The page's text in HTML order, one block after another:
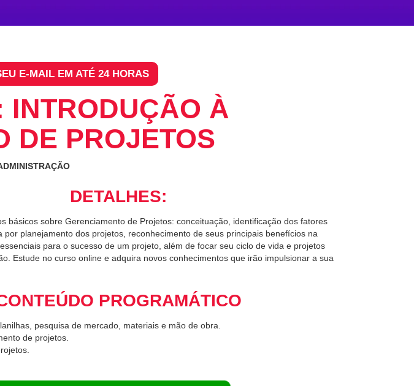
E-MAIL EM ATÉ 24 HORAS
INTRODUÇÃO À
DE PROJETOS
DETALHES:
básicos sobre Gerenciamento de Projetos: conceituação, identificação dos fatores
por planejamento dos projetos, reconhecimento de seus principais benefícios na
para o sucesso de um projeto, além de focar seu ciclo de vida e projetos
Estude no curso online e adquira novos conhecimentos que irão impulsionar a sua
PROGRAMÁTICO
pesquisa de mercado, materiais e mão de obra.
de projetos.